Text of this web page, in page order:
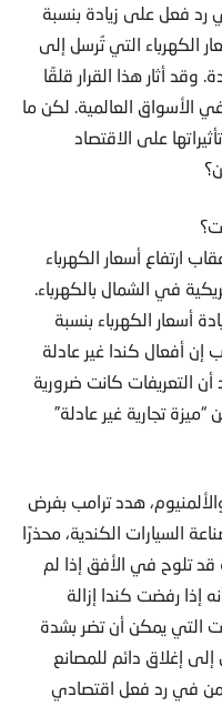
رد فعل على زيادة بنسبة
الكهرباء التي تُرسل إلى
وقد أثار هذا القرار قلقًا
الأسواق العالمية. لكن ما
على الاقتصاد
ارتفاع أسعار الكهرباء
في الشمال بالكهرباء.
أسعار الكهرباء بنسبة
إن أفعال كندا غير عادلة
أن التعريفات كانت ضرورية
تجارية غير عادلة”
هدد ترامب بفرض
السيارات الكندية، محذرًا
قد تلوح في الأفق إذا لم
إذا رفضت كندا إزالة
التي يمكن أن تضر بشدة
إغلاق دائم للمصانع
في رد فعل اقتصادي